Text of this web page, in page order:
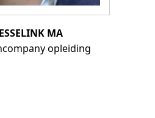
MA
opleiding